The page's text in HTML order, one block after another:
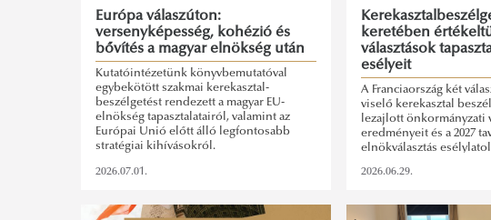
Európa válaszúton:
versenyképesség, kohézió és
bővítés a magyar elnökség után
Kutatóintézetünk könyvbemutatóval
egybekötött szakmai kerekasztal-
beszélgetést rendezett a magyar EU-
elnökség tapasztalatairól, valamint az
Európai Unió előtt álló legfontosabb
stratégiai kihívásokról.
2026.07.01.
keretében
választások
esélyeit
A Franciaország két
viselő kerekasztal
lezajlott önkormányzati
eredményeit és a 2027
elnökválasztás
2026.06.29.